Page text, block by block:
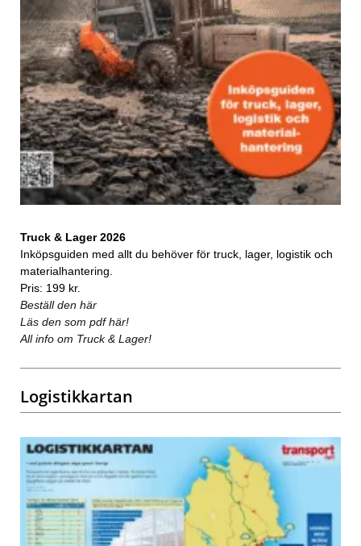
Truck & Lager 2026
Inköpsguiden med allt du behöver för truck, lager, logistik och
materialhantering.
Pris: 199 kr.
Beställ den här
Läs den som pdf här!
All info om Truck & Lager!
Logistikkartan